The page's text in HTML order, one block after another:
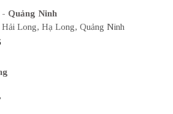
Quảng Ninh
Long, Hạ Long, Quảng Ninh